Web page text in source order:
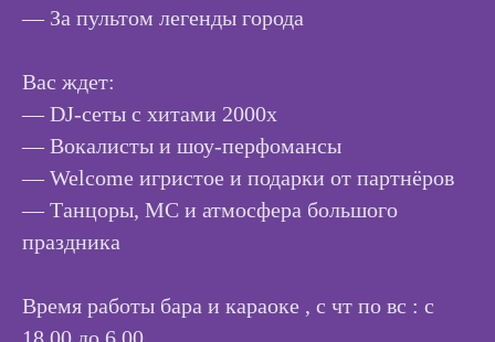
— За пультом легенды города
Вас ждет:
— DJ-сеты с хитами 2000х
— Вокалисты и шоу-перфомансы
— Welcome игристое и подарки от партнёров
— Танцоры, МС и атмосфера большого
праздника
Время работы бара и караоке , с чт по вс : с